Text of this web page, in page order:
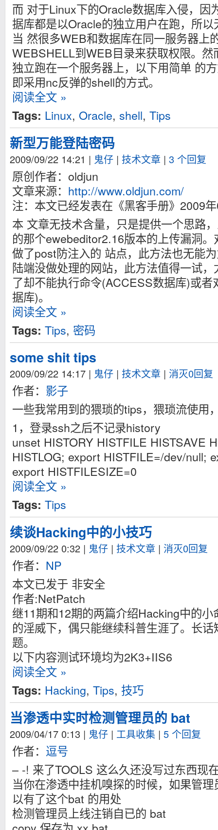
而 对于Linux下的Oracle数据库入侵，因
据库都是以Oracle的独立用户在跑，所
当 然很多WEB和数据库在同一服务器上
WEBSHELL到WEB目录来获取权限。然
独立跑在一个服务器上，以下用简单 的
即采用nc反弹的shell的方式。
阅读全文 »
Tags: Linux, Oracle, shell, Tips
新型万能登陆密码
2009/09/22 14:21 | 鬼仔 | 技术文章 | 3 个回复
原创作者：oldjun
文章来源： http://www.oldjun.com/
注：本文已经发表在《黑客手册》2009
本 文章无技术含量，只是提供一个思路
的那个ewebeditor2.16版本的上传漏洞
做了post防注入的 站点，此方法也无能
陆端没做处理的网站，此方法值得一试
了却不能执行命令(ACCESS数据库)或
据库)。
阅读全文 »
Tags: Tips, 密码
some shit tips
2009/09/22 14:17 | 鬼仔 | 技术文章 | 消灭0回复
作者： 影子
一些我常用到的猥琐的tips，猥琐流使用
1，登录ssh之后不记录history
unset HISTORY HISTFILE HISTSAVE
HISTLOG; export HISTFILE=/dev/null;
export HISTFILESIZE=0
阅读全文 »
Tags: Tips
续谈Hacking中的小技巧
2009/09/22 0:32 | 鬼仔 | 技术文章 | 消灭0回复
作者： NP
本文已发于 非安全
作者:NetPatch
继11期和12期的两篇介绍Hacking中的
的淫威下，偶只能继续科普生涯了。长
题。
以下内容测试环境均为2K3+IIS6
阅读全文 »
Tags: Hacking, Tips, 技巧
当渗透中实时检测管理员的 bat
2009/04/17 0:13 | 鬼仔 | 工具收集 | 5 个回复
作者： 逗号
– -! 来了TOOLS 这么久还没写过东西现
当你在渗透中挂机嗅探的时候，如果管
以有了这个bat 的用处
检测管理员上线注销自已的 bat